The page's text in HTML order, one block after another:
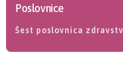
Poslovnice
Šest poslovnica